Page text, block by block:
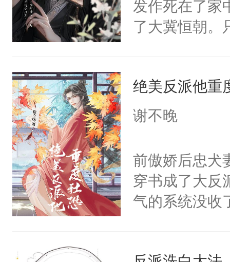
发作死在了家
了大冀恒朝。
惜被人暗害，
绝。主神知晓
朝，一个从未
为三种性别。
构与男子相同
了一颗红色
人，最终坐上
绝美反派他重
谢不晚
前傲娇后忠犬
穿书成了大反
气的系统没收